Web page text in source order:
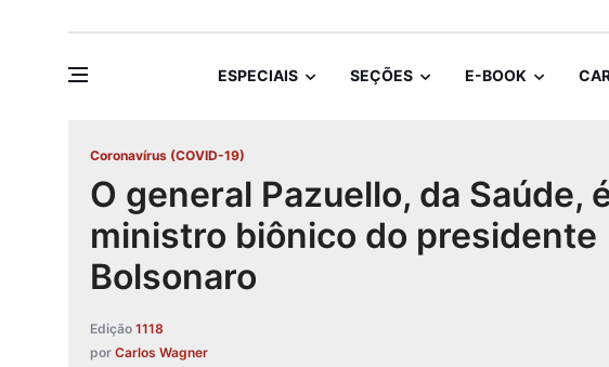
ESPECIAIS SEÇÕES E-BOOK
Coronavírus (COVID-19)
O general Pazuello, da Saúde,
ministro biônico do presidente
Bolsonaro
Edição 1118
por Carlos Wagner